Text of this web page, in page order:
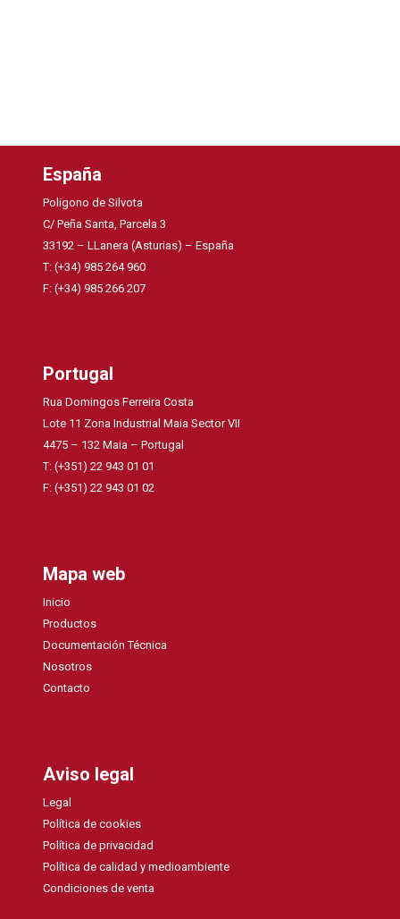
España
Poligono de Silvota
C/ Peña Santa, Parcela 3
33192 – LLanera (Asturias) – España
T: (+34) 985 264 960
F: (+34) 985 266 207
Portugal
Rua Domingos Ferreira Costa
Lote 11 Zona Industrial Maia Sector VII
4475 – 132 Maia – Portugal
T: (+351) 22 943 01 01
F: (+351) 22 943 01 02
Mapa web
Inicio
Productos
Documentación Técnica
Nosotros
Contacto
Aviso legal
Legal
Política de cookies
Política de privacidad
Política de calidad y medioambiente
Condiciones de venta